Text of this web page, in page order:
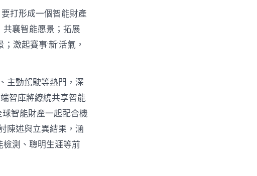
打形成一個智能財產
共襄智能愿景；拓展
激起賽事‘新’活氣，
主動駕駛等熱門，深
智庫將繚繞共享智能
智能財產一起配合機
陳述與立異結果，涵
測、聰明生涯等前